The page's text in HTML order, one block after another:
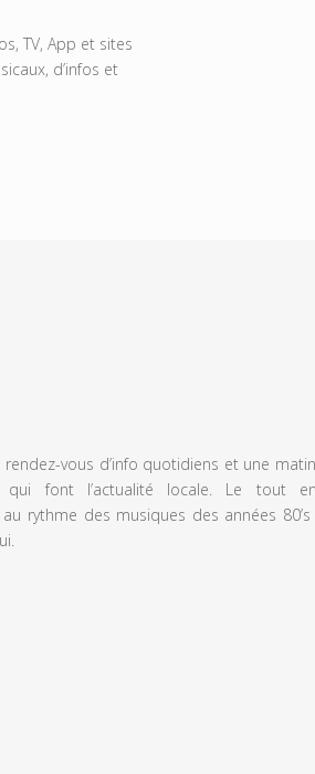
TV, App et sites
d’infos et
rendez-vous d’info quotidiens et une
font l’actualité locale. Le tout
rythme des musiques des années